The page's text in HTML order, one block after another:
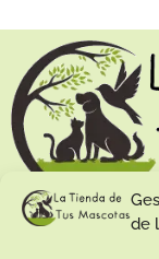
de
Contacto: